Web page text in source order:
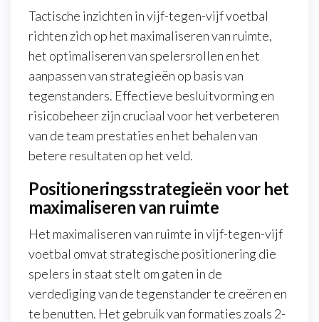
Tactische inzichten in vijf-tegen-vijf voetbal
richten zich op het maximaliseren van ruimte,
het optimaliseren van spelersrollen en het
aanpassen van strategieën op basis van
tegenstanders. Effectieve besluitvorming en
risicobeheer zijn cruciaal voor het verbeteren
van de team prestaties en het behalen van
betere resultaten op het veld.
Positioneringsstrategieën voor het
maximaliseren van ruimte
Het maximaliseren van ruimte in vijf-tegen-vijf
voetbal omvat strategische positionering die
spelers in staat stelt om gaten in de
verdediging van de tegenstander te creëren en
te benutten. Het gebruik van formaties zoals 2-